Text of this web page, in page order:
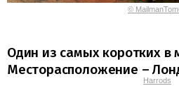
©
Один из самых коротких в
Месторасположение –
Harrods